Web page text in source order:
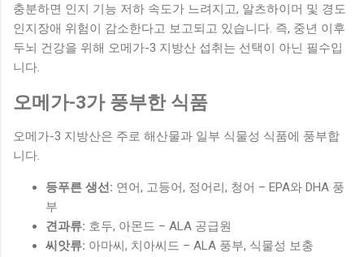
충분하면 인지 기능 저하 속도가 느려지고, 알츠하이머 및 경도
인지장애 위험이 감소한다고 보고되고 있습니다. 즉, 중년 이후
두뇌 건강을 위해 오메가-3 지방산 섭취는 선택이 아닌 필수입
니다.
오메가-3가 풍부한 식품
오메가-3 지방산은 주로 해산물과 일부 식물성 식품에 풍부합
니다.
등푸른 생선: 연어, 고등어, 정어리, 청어 – EPA와 DHA 풍
부
견과류: 호두, 아몬드 – ALA 공급원
씨앗류: 아마씨, 치아씨드 – ALA 풍부, 식물성 보충